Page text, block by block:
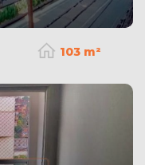
103 m²